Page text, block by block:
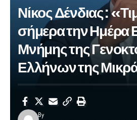
Νίκος Δένδιας:
σήμερα την Ημέρα
Μνήμης της
Ελλήνων της
By